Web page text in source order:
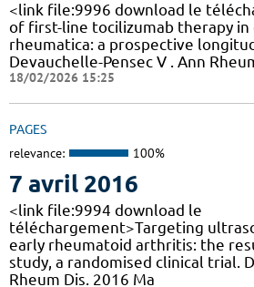
<link file:9996 download le
of first-line tocilizumab therapy in
rheumatica: a prospective
Devauchelle-Pensec V . Ann
18/02/2026 15:25
PAGES
relevance: 100%
7 avril 2016
<link file:9994 download le
téléchargement>Targeting
early rheumatoid arthritis: the
study, a randomised clinical trial.
Rheum Dis. 2016 Ma